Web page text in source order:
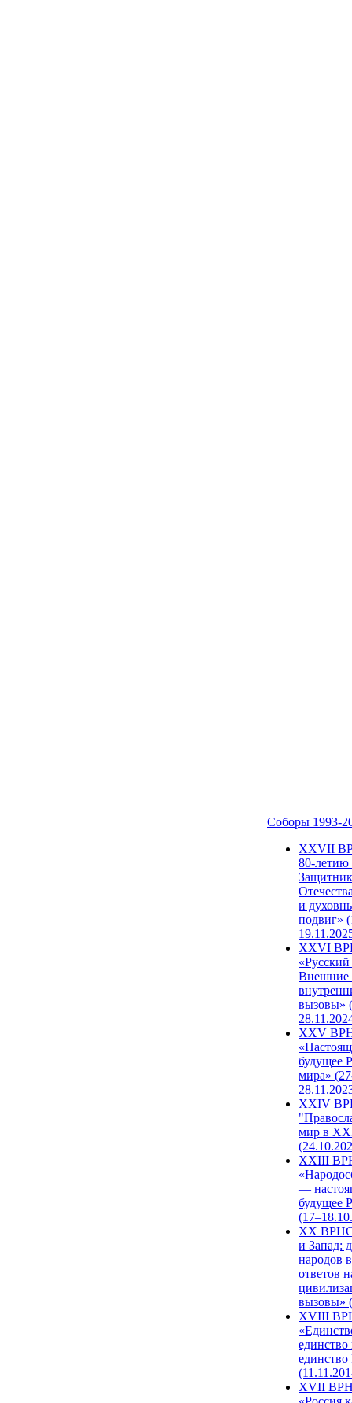
Соборы 1993-
ХХVII
80-
и
подвиг»
XXVI
Внешние
вызовы»
XXV
будущее
мира»
XXIV
мир в
XXIII
—
будущее
XX ВРНС
и Запад:
народов
ответов
вызовы»
XVIII
единство
единство
XVII